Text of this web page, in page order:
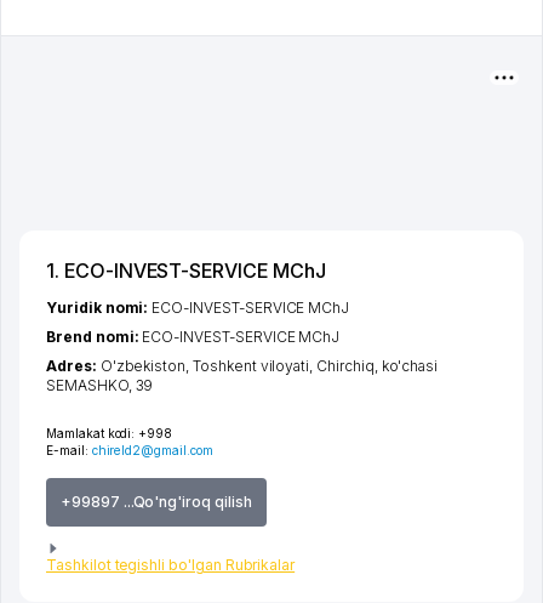
1. ECO-INVEST-SERVICE MChJ
Mamlakat kodi: +998
E-mail: chireld2@gmail.com
+99897 ...Qo'ng'iroq qilish
Tashkilot tegishli bo'lgan Rubrikalar
Yuridik nomi: ECO-INVEST-SERVICE MChJ
Brend nomi: ECO-INVEST-SERVICE MChJ
Adres: O'zbekiston,Toshkent viloyati, Chirchiq, ko'chasi
SEMASHKO, 39